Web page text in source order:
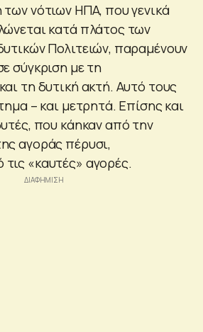
νότιων ΗΠΑ, που γενικά
κατά πλάτος των
Πολιτειών, παραμένουν
σύγκριση με τη
τη δυτική ακτή. Αυτό τους
– και μετρητά. Επίσης και
που κάηκαν από την
αγοράς πέρυσι,
«καυτές» αγορές.